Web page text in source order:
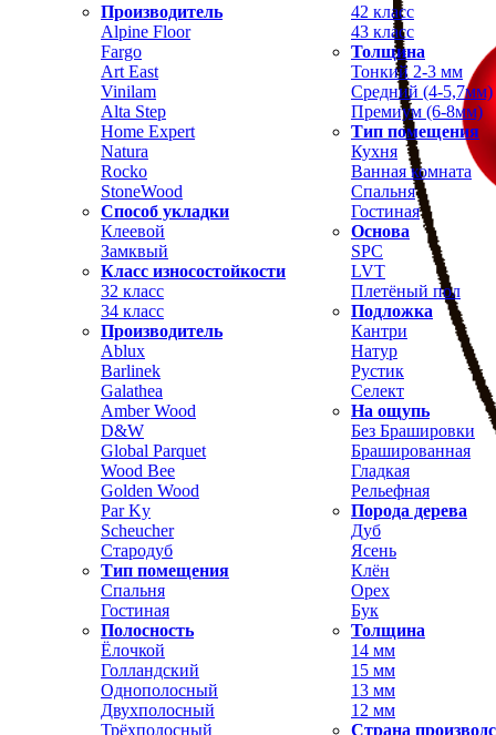
Производитель
Alpine Floor
Fargo
Art East
Vinilam
Alta Step
Home Expert
Natura
Rocko
StoneWood
Способ укладки
Клеевой
Замквый
Класс износостойкости
32 класс
34 класс
42 класс
43 класс
Толщина
Тонкий 2-3 мм
Средний (4-5,7мм)
Премиум (6-8мм)
Тип помещения
Кухня
Ванная комната
Спальня
Гостиная
Основа
SPC
LVT
Плетёный пол
Подложка
Производитель
Ablux
Barlinek
Galathea
Amber Wood
D&W
Global Parquet
Wood Bee
Golden Wood
Par Ky
Scheucher
Стародуб
Тип помещения
Спальня
Гостиная
Полосность
Ёлочкой
Голландский
Однополосный
Двухполосный
Трёхполосный
Кантри
Натур
Рустик
Селект
На ощупь
Без Брашировки
Брашированная
Гладкая
Рельефная
Порода дерева
Дуб
Ясень
Клён
Орех
Бук
Толщина
14 мм
15 мм
13 мм
12 мм
Страна